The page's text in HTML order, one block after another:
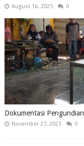
August 16, 2025 0
Dokumentasi
November 27, 2023 0